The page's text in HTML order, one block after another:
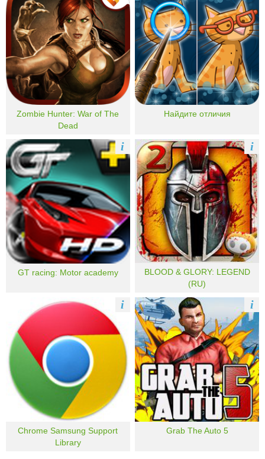
Zombie Hunter: War of The
Dead
Найдите отличия
GT racing: Motor academy
i
BLOOD & GLORY: LEGEND
(RU)
i
Chrome Samsung Support
Library
i
Grab The Auto 5
i